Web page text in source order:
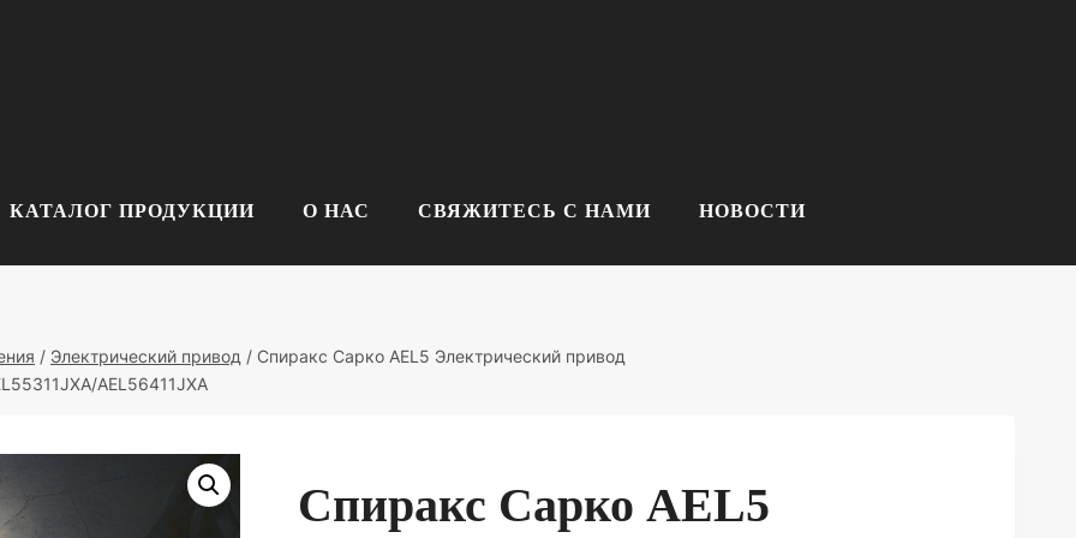
КАТАЛОГ ПРОДУКЦИИ О НАС СВЯЖИТЕСЬ С НАМИ НОВОСТИ
/ Электрический привод / Спиракс Сарко AEL5 Электрический привод
AEL56411JXA
Спиракс Сарко AEL5